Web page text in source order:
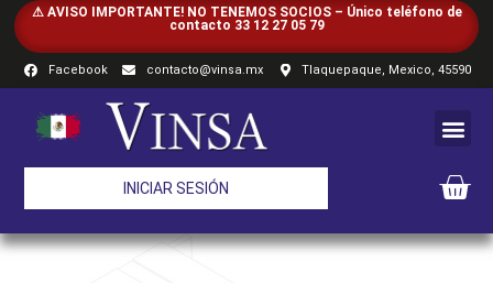
⚠ AVISO IMPORTANTE! NO TENEMOS SOCIOS – Único teléfono de
contacto 33 12 27 05 79
Facebook contacto@vinsa.mx Tlaquepaque, Mexico, 45590
INICIAR SESIÓN